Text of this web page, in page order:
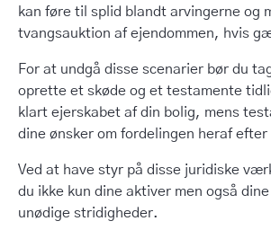
kan føre til splid blandt arvingerne og
tvangsauktion af ejendommen, hvis
For at undgå disse scenarier bør du
oprette et skøde og et testamente
klart ejerskabet af din bolig, mens
dine ønsker om fordelingen heraf efter
Ved at have styr på disse juridiske
du ikke kun dine aktiver men også
unødige stridigheder.